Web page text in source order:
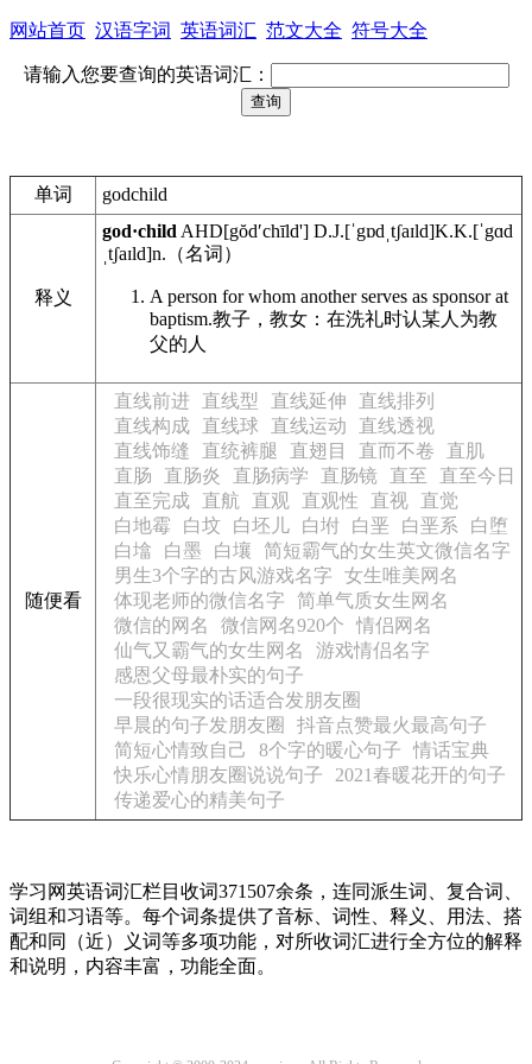
网站首页 汉语字词 英语词汇 范文大全 符号大全
请输入您要查询的英语词汇：
单词 godchild
释义
god·child AHD[gŏdʹchīld'] D.J.[ˈgɒdˌtʃaɪld]K.K.[ˈgɑd
ˌtʃaɪld]n. （名词）
A person for whom another serves as sponsor at
baptism.教子，教女：在洗礼时认某人为教
父的人
随便看
直线前进 直线型 直线延伸
直线排列
直线构成
直线球 直线运动
直线透视
直线饰缝
直统裤腿 直翅目 直而不卷
直肌
直肠
直肠炎 直肠病学 直肠镜 直至
直至今日
直至完成
直航 直观 直观性 直视
直觉
白地霉
白坟 白坯儿 白坿 白垩 白垩系
白堕
白墖
白墨 白壤
简短霸气的女生英文微信名字
男生3个字的古风游戏名字
女生唯美网名
体现老师的微信名字
简单气质女生网名
微信的网名
微信网名920个
情侣网名
仙气又霸气的女生网名
游戏情侣名字
感恩父母最朴实的句子
一段很现实的话适合发朋友圈
早晨的句子发朋友圈
抖音点赞最火最高句子
简短心情致自己
8个字的暖心句子
情话宝典
快乐心情朋友圈说说句子
2021春暖花开的句子
传递爱心的精美句子
学习网英语词汇栏目收词371507余条，连同派生词、复合词、
词组和习语等。每个词条提供了音标、词性、释义、用法、搭
配和同（近）义词等多项功能，对所收词汇进行全方位的解释
和说明，内容丰富，功能全面。